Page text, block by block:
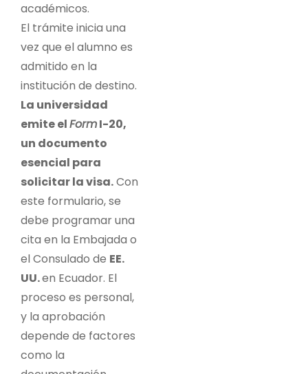
académicos.
El trámite inicia una
vez que el alumno es
admitido en la
institución de destino.
La universidad
emite elFormI-20,
un documento
esencial para
solicitar la visa.Con
este formulario, se
debe programar una
cita en la Embajada o
el Consulado de EE.
UU.en Ecuador. El
proceso es personal,
y la aprobación
depende de factores
como la